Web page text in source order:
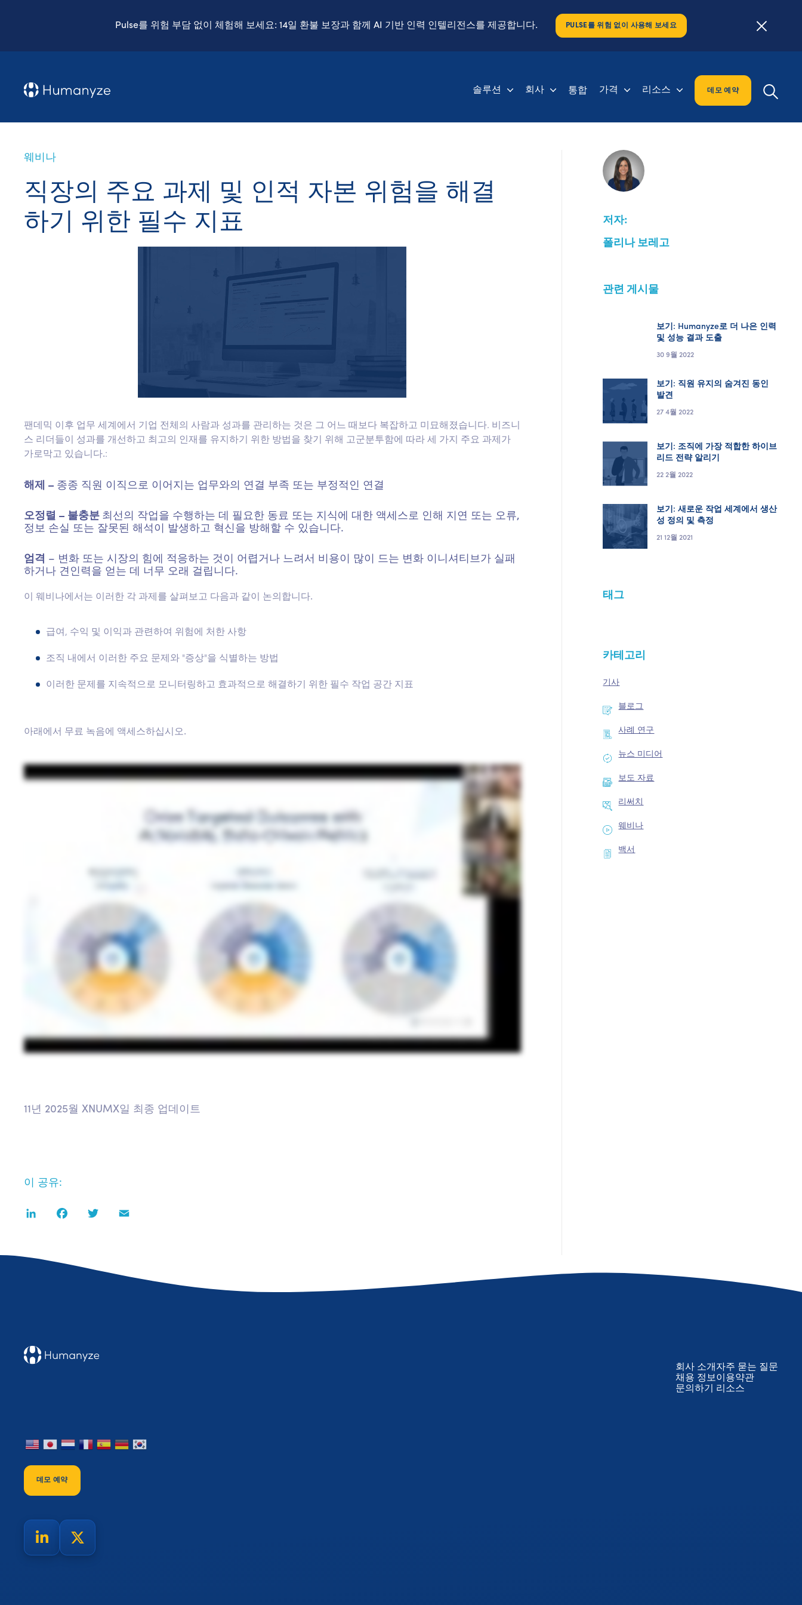
Pulse를 위험 부담 없이 체험해 보세요: 14일 환불 보장과 함께 AI 기반 인력 인텔리전스를 제공합니다. PULSE를 위험 없이 사용해 보세요
솔루션 회사 통합 가격 리소스 데모 예약
웨비나
직장의 주요 과제 및 인적 자본 위험을 해결
하기 위한 필수 지표
팬데믹 이후 업무 세계에서 기업 전체의 사람과 성과를 관리하는 것은 그 어느 때보다 복잡하고 미묘해졌습니다. 비즈니
스 리더들이 성과를 개선하고 최고의 인재를 유지하기 위한 방법을 찾기 위해 고군분투함에 따라 세 가지 주요 과제가
가로막고 있습니다.:
해제 – 종종 직원 이직으로 이어지는 업무와의 연결 부족 또는 부정적인 연결
오정렬 – 불충분 최선의 작업을 수행하는 데 필요한 동료 또는 지식에 대한 액세스로 인해 지연 또는 오류,
정보 손실 또는 잘못된 해석이 발생하고 혁신을 방해할 수 있습니다.
엄격 – 변화 또는 시장의 힘에 적응하는 것이 어렵거나 느려서 비용이 많이 드는 변화 이니셔티브가 실패
하거나 견인력을 얻는 데 너무 오래 걸립니다.
이 웨비나에서는 이러한 각 과제를 살펴보고 다음과 같이 논의합니다.
급여, 수익 및 이익과 관련하여 위험에 처한 사항
조직 내에서 이러한 주요 문제와 "증상"을 식별하는 방법
이러한 문제를 지속적으로 모니터링하고 효과적으로 해결하기 위한 필수 작업 공간 지표
아래에서 무료 녹음에 액세스하십시오.
11년 2025월 XNUMX일 최종 업데이트
이 공유:
LinkedIn FacebookTwitter
저자:
폴리나 보레고
관련 게시물
보기: Humanyze로 더 나은 인력
및 성능 결과 도출
30 9월 2022
보기: 직원 유지의 숨겨진 동인
발견
27 4월 2022
보기: 조직에 가장 적합한 하이브
리드 전략 알리기
22 2월 2022
보기: 새로운 작업 세계에서 생산
성 정의 및 측정
21 12월 2021
태그
카테고리
기사
블로그
사례 연구
뉴스 미디어
보도 자료
리써치
웨비나
백서
데모 예약
회사 소개
채용 정보
문의하기
자주 묻는 질문
이용약관
리소스